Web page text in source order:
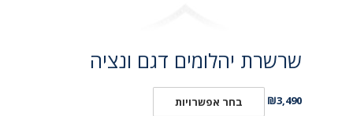
שרשרת יהלומים דגם ונציה
₪3,490 בחר אפשרויות